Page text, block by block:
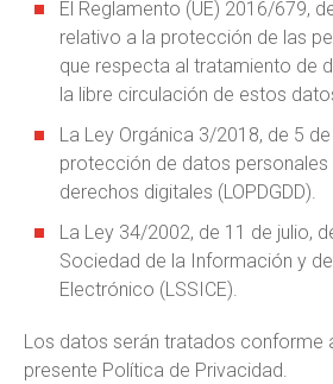
El Reglamento (UE) 2016/679,
relativo a la protección de las
que respecta al tratamiento de
la libre circulación de estos
La Ley Orgánica 3/2018, de 5
protección de datos personales
derechos digitales (LOPDGDD).
La Ley 34/2002, de 11 de julio,
Sociedad de la Información y
Electrónico (LSSICE).
Los datos serán tratados conforme
presente Política de Privacidad.